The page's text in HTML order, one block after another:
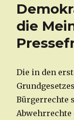
die
Die in den
Bürgerrechte
Abwehrrechte